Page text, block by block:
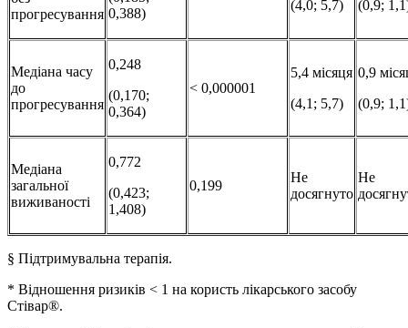
прогресування 0,388)
(4,0; 5,7)
(0,9;
Медіана часу
до
прогресування
0,248
(0,170;
0,364)
< 0,000001
5,4 місяця
(4,1; 5,7)
0,9
(0,9;
Медіана
загальної
виживаності
0,772
(0,423;
1,408)
0,199
Не
досягнуто
Не
§ Підтримувальна терапія.
* Відношення ризиків < 1 на користь лікарського засобу
Стівар®.